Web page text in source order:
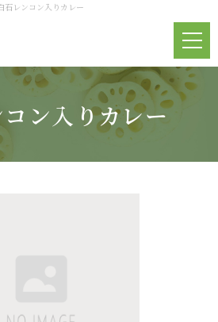
石レンコン入りカレー
ン入りカレー